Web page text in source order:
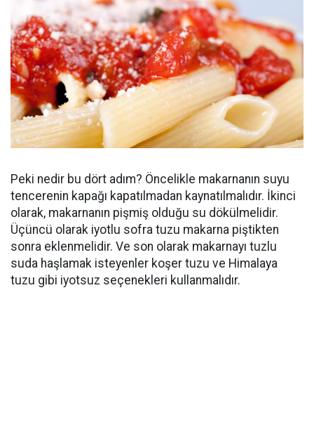
Peki nedir bu dört adım? Öncelikle makarnanın suyu
tencerenin kapağı kapatılmadan kaynatılmalıdır. İkinci
olarak, makarnanın pişmiş olduğu su dökülmelidir.
Üçüncü olarak iyotlu sofra tuzu makarna piştikten
sonra eklenmelidir. Ve son olarak makarnayı tuzlu
suda haşlamak isteyenler koşer tuzu ve Himalaya
tuzu gibi iyotsuz seçenekleri kullanmalıdır.